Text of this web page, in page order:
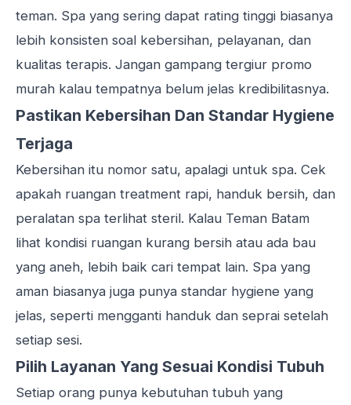
teman. Spa yang sering dapat rating tinggi biasanya
lebih konsisten soal kebersihan, pelayanan, dan
kualitas terapis. Jangan gampang tergiur promo
murah kalau tempatnya belum jelas kredibilitasnya.
Pastikan Kebersihan Dan Standar Hygiene
Terjaga
Kebersihan itu nomor satu, apalagi untuk spa. Cek
apakah ruangan treatment rapi, handuk bersih, dan
peralatan spa terlihat steril. Kalau Teman Batam
lihat kondisi ruangan kurang bersih atau ada bau
yang aneh, lebih baik cari tempat lain. Spa yang
aman biasanya juga punya standar hygiene yang
jelas, seperti mengganti handuk dan seprai setelah
setiap sesi.
Pilih Layanan Yang Sesuai Kondisi Tubuh
Setiap orang punya kebutuhan tubuh yang